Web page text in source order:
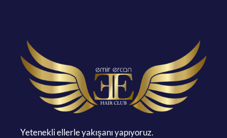
Yetenekli ellerle yakışanı yapıyoruz.